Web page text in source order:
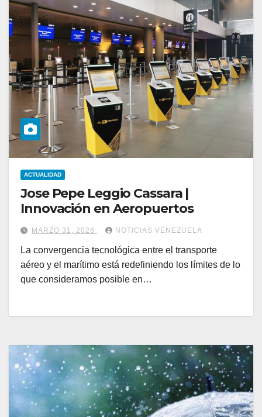
ACTUALIDAD
Jose Pepe Leggio Cassara |
Innovación en Aeropuertos
MARZO 31, 2026 NOTICIAS VENEZUELA
La convergencia tecnológica entre el transporte
aéreo y el marítimo está redefiniendo los límites de lo
que consideramos posible en…